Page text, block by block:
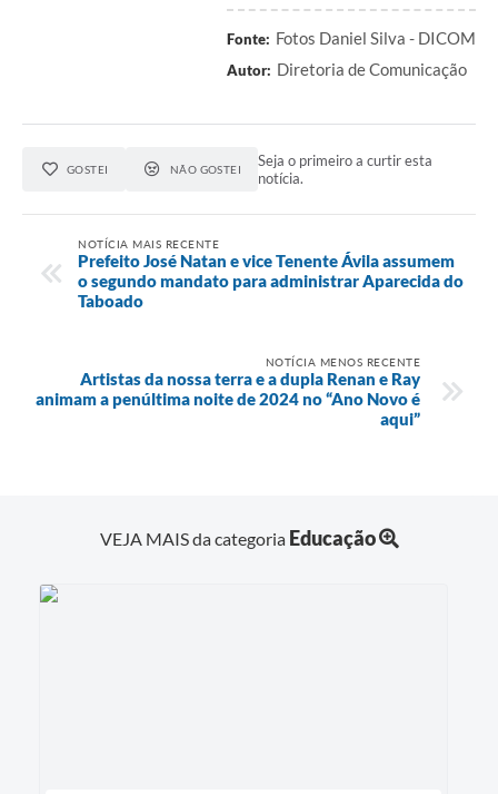
Fonte: Fotos Daniel Silva - DICOM
Autor: Diretoria de Comunicação
GOSTEI NÃO GOSTEI
Seja o primeiro a curtir esta
notícia.
NOTÍCIA MAIS RECENTE
Prefeito José Natan e vice Tenente Ávila assumem
o segundo mandato para administrar Aparecida do
Taboado
NOTÍCIA MENOS RECENTE
Artistas da nossa terra e a dupla Renan e Ray
animam a penúltima noite de 2024 no “Ano Novo é
aqui”
VEJA MAIS da categoria Educação